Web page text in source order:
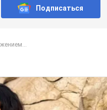
Подписаться